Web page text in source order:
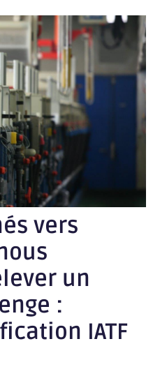
vers
un
:
IATF